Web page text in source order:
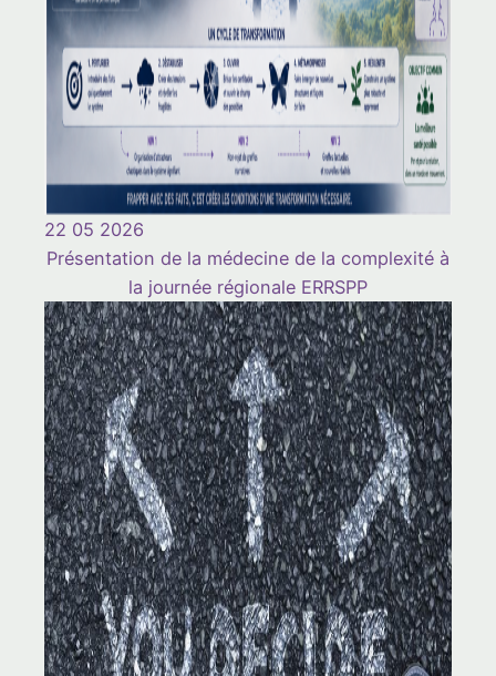
22 05 2026
Présentation de la médecine de la complexité à
la journée régionale ERRSPP